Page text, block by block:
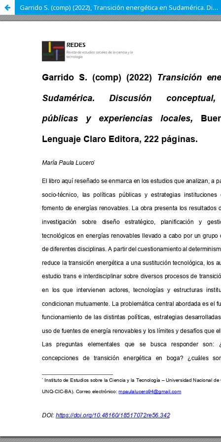
Garrido S. (comp) (2022), Transición energética en Sudamérica. Discusión conceptual, políticas públicas y experiencias locales, Buenos Aires, Lenguaje Claro Editora, 222 páginas.